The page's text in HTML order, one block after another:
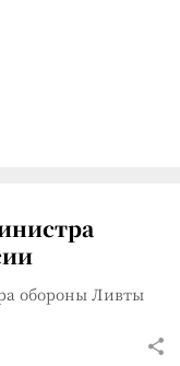
обороны Ливты